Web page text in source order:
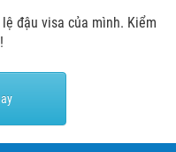
đậu visa của mình. Kiểm